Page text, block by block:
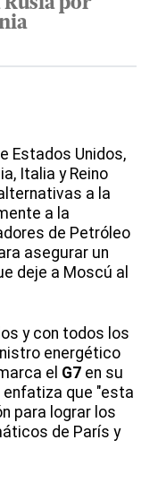
Estados Unidos,
Italia y Reino
a la
a la
de Petróleo
asegurar un
deje a Moscú al
y con todos los
energético
el G7 en su
enfatiza que "esta
para lograr los
de París y